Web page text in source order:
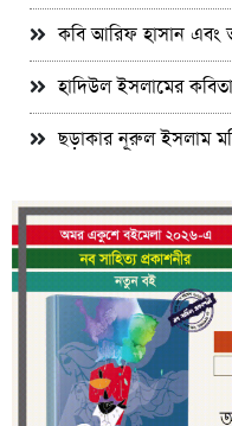
কবি আরিফ হাসান এবং
হাদিউল ইসলামের
ছড়াকার নূরুল ইসলাম